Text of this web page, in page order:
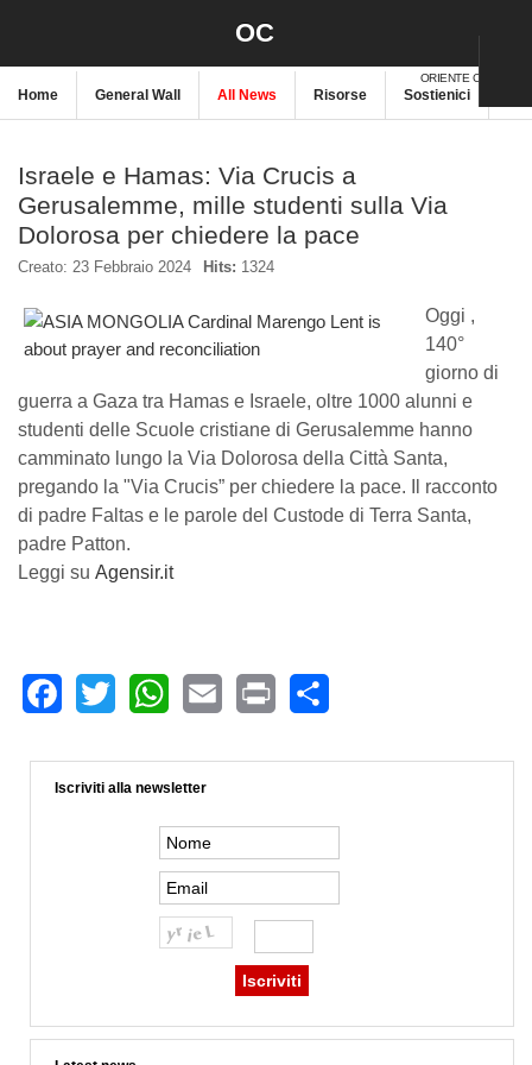
OC
ORIENTE CRISTIANO
Home General Wall All News Risorse Sostienici
Israele e Hamas: Via Crucis a
Gerusalemme, mille studenti sulla Via
Dolorosa per chiedere la pace
Creato: 23 Febbraio 2024 Hits: 1324
Oggi ,
140°
giorno di
guerra a Gaza tra Hamas e Israele, oltre 1000 alunni e
studenti delle Scuole cristiane di Gerusalemme hanno
camminato lungo la Via Dolorosa della Città Santa,
pregando la "Via Crucis” per chiedere la pace. Il racconto
di padre Faltas e le parole del Custode di Terra Santa,
padre Patton.
Leggi su Agensir.it
Iscriviti alla newsletter